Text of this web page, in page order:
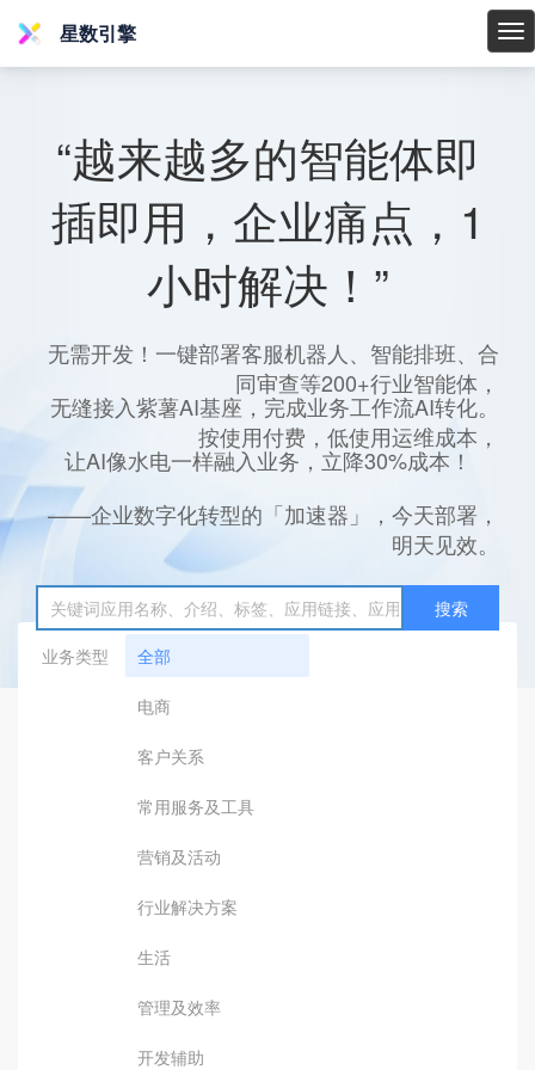
星
星数引擎
“越来越多的智能体即
插即用，企业痛点，1
小时解决！”
无需开发！一键部署客服机器人、智能排班、合
同审查等200+行业智能体，
无缝接入紫薯AI基座，完成业务工作流AI转化。
按使用付费，低使用运维成本，
让AI像水电一样融入业务，立降30%成本！
——企业数字化转型的「加速器」，今天部署，
明天见效。
搜索
业务类型
全部
电商
客户关系
常用服务及工具
营销及活动
行业解决方案
生活
管理及效率
开发辅助